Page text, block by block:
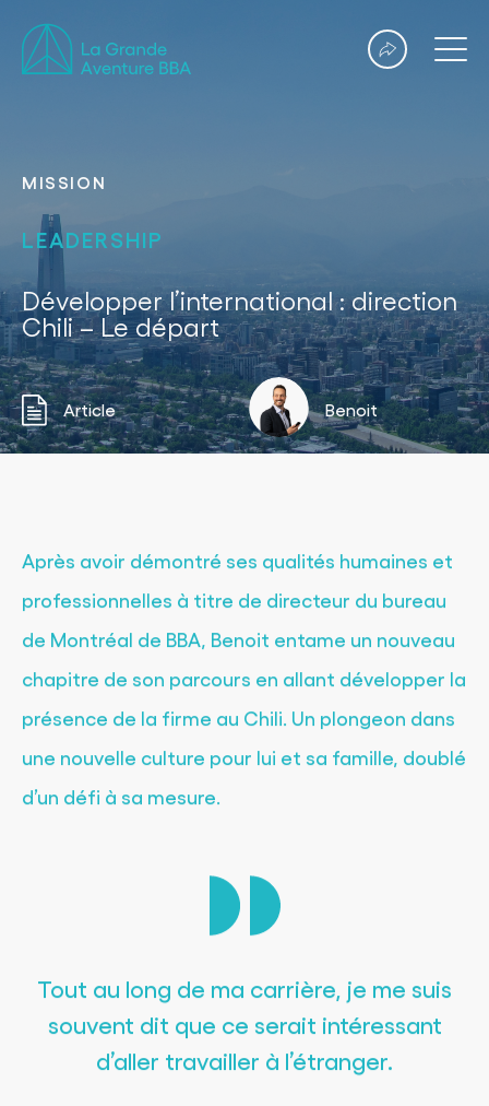
MISSION
LEADERSHIP
Développer l’international : direction
Chili – Le départ
Article Benoit
Après avoir démontré ses qualités humaines et
professionnelles à titre de directeur du bureau
de Montréal de BBA, Benoit entame un nouveau
chapitre de son parcours en allant développer la
présence de la firme au Chili. Un plongeon dans
une nouvelle culture pour lui et sa famille, doublé
d’un défi à sa mesure.
Tout au long de ma carrière, je me suis
souvent dit que ce serait intéressant
d’aller travailler à l’étranger.